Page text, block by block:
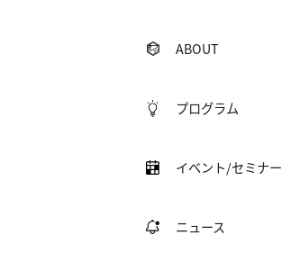
ABOUT
プログラム
イベント/セミナー
ニュース